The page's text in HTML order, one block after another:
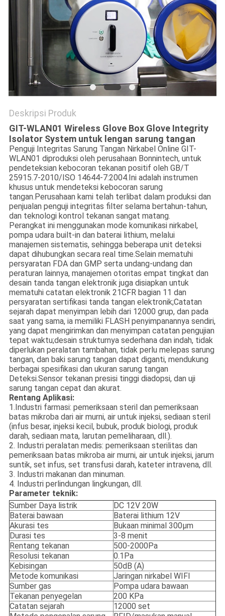
Deskripsi Produk
GIT-WLAN01 Wireless Glove Box Glove Integrity
Isolator System untuk lengan sarung tangan
Penguji Integritas Sarung Tangan Nirkabel Online GIT-
WLAN01 diproduksi oleh perusahaan Bonnintech, untuk
pendeteksian kebocoran tekanan positif oleh GB/T
25915.7-2010/ISO 14644-7:2004.Ini adalah instrumen
khusus untuk mendeteksi kebocoran sarung
tangan.Perusahaan kami telah terlibat dalam produksi dan
penjualan penguji integritas filter selama bertahun-tahun,
dan teknologi kontrol tekanan sangat matang.
Perangkat ini menggunakan mode komunikasi nirkabel,
pompa udara built-in dan baterai lithium, melalui
manajemen sistematis, sehingga beberapa unit deteksi
dapat dihubungkan secara real time.Selain mematuhi
persyaratan FDA dan GMP serta undang-undang dan
peraturan lainnya, manajemen otoritas empat tingkat dan
desain tanda tangan elektronik juga disiapkan untuk
mematuhi catatan elektronik 21CFR bagian 11 dan
persyaratan sertifikasi tanda tangan elektronik;Catatan
sejarah dapat menyimpan lebih dari 12000 grup, dan pada
saat yang sama, ia memiliki FLASH penyimpanannya sendiri,
yang dapat mengirimkan dan menyimpan catatan pengujian
tepat waktu;desain strukturnya sederhana dan indah, tidak
diperlukan peralatan tambahan, tidak perlu melepas sarung
tangan, dan baki sarung tangan dapat diganti, mendukung
berbagai spesifikasi dan ukuran sarung tangan
Deteksi.Sensor tekanan presisi tinggi diadopsi, dan uji
sarung tangan cepat dan akurat.
Rentang Aplikasi:
1.Industri farmasi: pemeriksaan steril dan pemeriksaan
batas mikroba dari air murni, air untuk injeksi, sediaan steril
(infus besar, injeksi kecil, bubuk, produk biologi, produk
darah, sediaan mata, larutan pemeliharaan, dll.).
2. Industri peralatan medis: pemeriksaan sterilitas dan
pemeriksaan batas mikroba air murni, air untuk injeksi, jarum
suntik, set infus, set transfusi darah, kateter intravena, dll.
3. Industri makanan dan minuman.
4. Industri perlindungan lingkungan, dll.
Parameter teknik:
Sumber Daya listrik
DC 12V 20W
Baterai bawaan
Baterai lithium 12V
Akurasi tes
Bukaan minimal 300μm
Durasi tes
3-8 menit
Rentang tekanan
500-2000Pa
Resolusi tekanan
0.1Pa
Kebisingan
50dB (A)
Metode komunikasi
Jaringan nirkabel WIFI
Sumber gas
Pompa udara bawaan
Tekanan penyegelan
200 KPa
Catatan sejarah
12000 set